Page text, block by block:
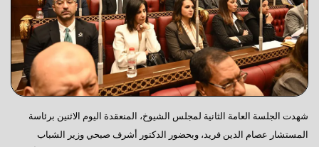
شهدت الجلسة العامة الثانية لمجلس الشيوخ، المنعقدة اليوم الاثنين برئاسة
المستشار عصام الدين فريد، وبحضور الدكتور أشرف صبحي وزير الشباب